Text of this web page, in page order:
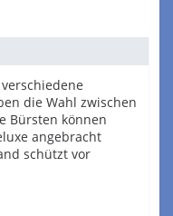
die Wahl zwischen
Bürsten können
angebracht
schützt vor